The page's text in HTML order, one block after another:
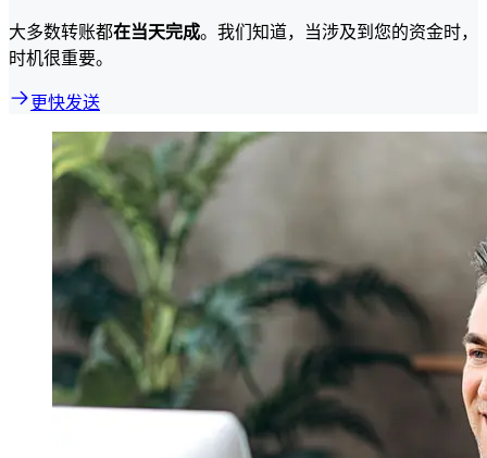
大多数转账都在当天完成。我们知道，当涉及到您的资金时，
时机很重要。
更快发送